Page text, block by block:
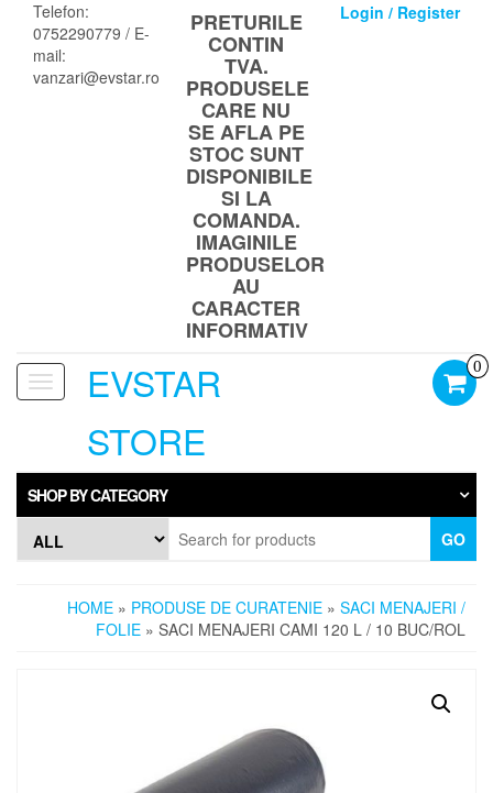
content
Telefon:
0752290779 / E-
mail:
vanzari@evstar.ro
PRETURILE
CONTIN
TVA.
PRODUSELE
CARE NU
SE AFLA PE
STOC SUNT
DISPONIBILE
SI LA
COMANDA.
IMAGINILE
PRODUSELOR
AU
CARACTER
INFORMATIV
Login / Register
Toggle
navigationEVSTAR
STORE
0
SHOP BY CATEGORY
GO
HOME » PRODUSE DE CURATENIE » SACI MENAJERI /
FOLIE » SACI MENAJERI CAMI 120 L / 10 BUC/ROL